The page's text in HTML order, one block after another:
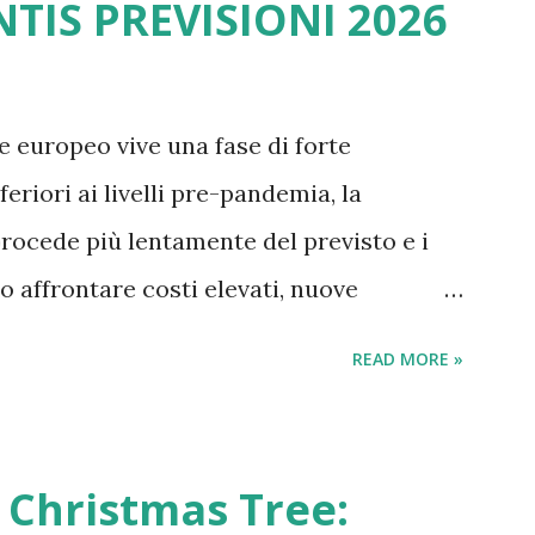
di fare luce in una vicenda che
trascendente, favole, storia,
bellezza della natura, con magìa,
insondabilità dell'animo umano .
PREVISIONI 2026
europeo vive una fase di forte
ai livelli pre-pandemia, la
più lentamente del previsto e i
affrontare costi elevati, nuove
regolatoria. Chi possiede un
READ MORE »
Tree: